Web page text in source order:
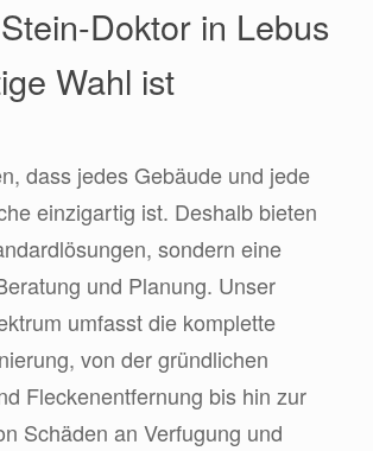
Doktor in Lebus
Wahl ist
dass jedes Gebäude und jede
einzigartig ist. Deshalb bieten
sondern eine
und Planung. Unser
umfasst die komplette
von der gründlichen
Fleckenentfernung bis hin zur
Schäden an Verfugung und